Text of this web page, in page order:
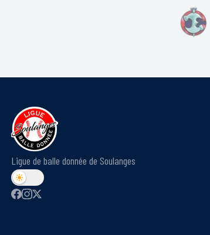
Ligue de balle donnée de Soulanges